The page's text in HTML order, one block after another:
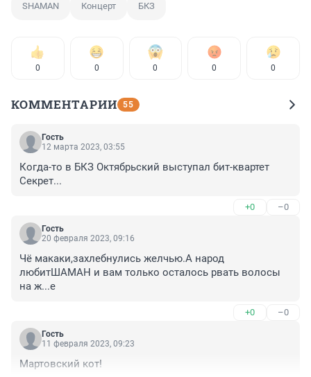
SHAMAN Концерт БКЗ
0 0 0 0 0
КОММЕНТАРИИ 55
Гость
12 марта 2023, 03:55
Когда-то в БКЗ Октябрьский выступал бит-квартет
Секрет...
+0 –0
Гость
20 февраля 2023, 09:16
Чё макаки,захлебнулись желчью.А народ
любитШАМАН и вам только осталось рвать волосы
на ж...е
+0 –0
Гость
11 февраля 2023, 09:23
Мартовский кот!